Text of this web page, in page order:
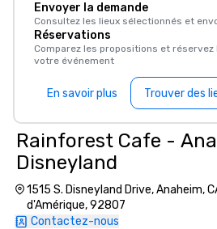
Envoyer la demande
Consultez les lieux sélectionnés et
Réservations
Comparez les propositions et
votre événement
En savoir plus Trouver des
Rainforest Cafe -
Disneyland
1515 S. Disneyland Drive, Anaheim,
d'Amérique, 92807
Contactez-nous